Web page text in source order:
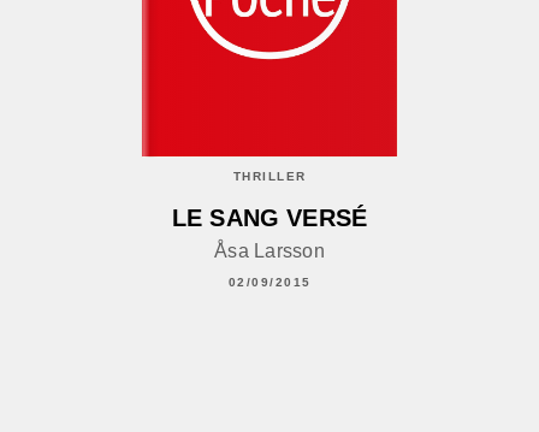
THRILLER
LE SANG VERSÉ
Åsa Larsson
02/09/2015